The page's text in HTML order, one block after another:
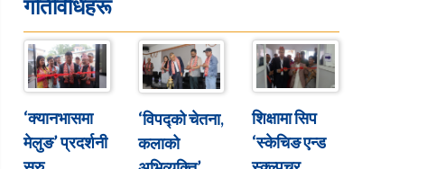
गतिविधिहरू
‘क्यानभासमा
मेलुङ’ प्रदर्शनी
‘विपद्को चेतना,
कलाको
शिक्षामा सिप
‘स्केचिङ एन्ड